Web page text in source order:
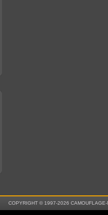
COPYRIGHT © 1997-2026 CAMOUFLAGE-